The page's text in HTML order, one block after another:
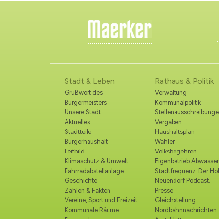
Stadt & Leben
Grußwort des
Bürgermeisters
Unsere Stadt
Aktuelles
Stadtteile
Bürgerhaushalt
Leitbild
Klimaschutz & Umwelt
Fahrradabstellanlage
Geschichte
Zahlen & Fakten
Vereine, Sport und Freizeit
Kommunale Räume
Rathaus & Politik
Verwaltung
Kommunalpolitik
Vergaben
Haushaltsplan
Wahlen
Volksbegehren
Eigenbetrieb Abwasser
Stadtfrequenz. Der
Neuendorf Podcast.
Presse
Gleichstellung
Nordbahnnachrichten